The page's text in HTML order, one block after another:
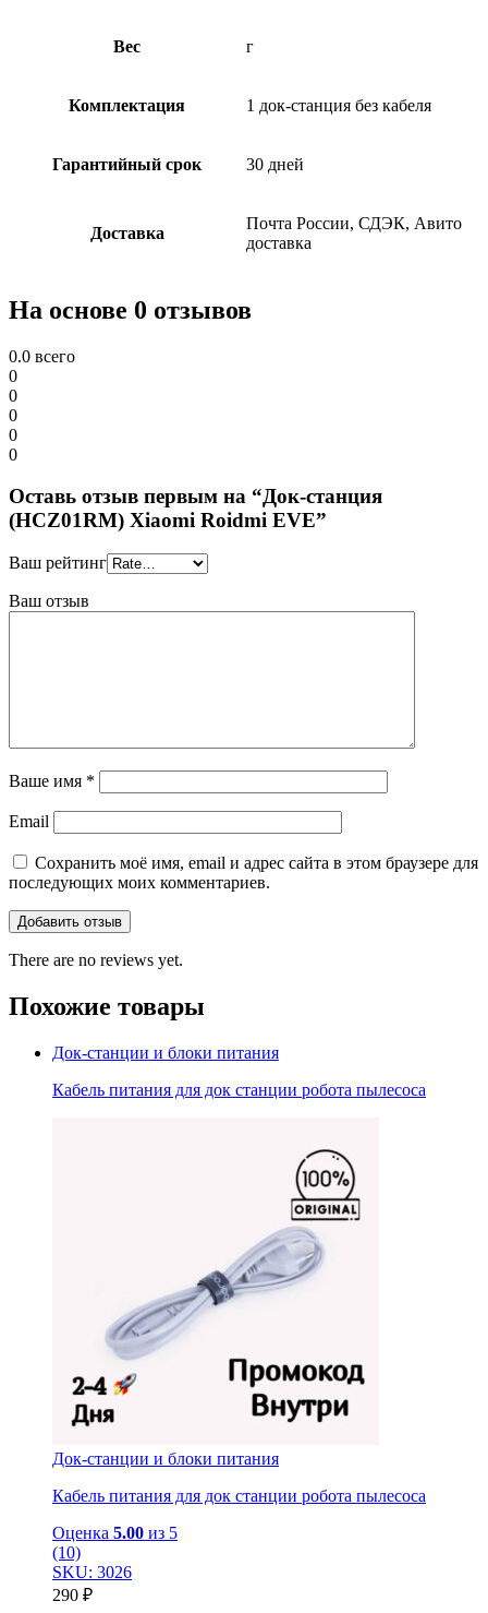
Вес г
Комплектация 1 док-станция без кабеля
Гарантийный срок 30 дней
Доставка
Почта России, СДЭК, Авито
доставка
На основе 0 отзывов
0.0 всего
0
0
0
0
0
Оставь отзыв первым на “Док-станция
(HCZ01RM) Xiaomi Roidmi EVE”
Ваш рейтинг
Ваш отзыв
Ваше имя *
Email
Сохранить моё имя, email и адрес сайта в этом браузере для
последующих моих комментариев.
There are no reviews yet.
Похожие товары
Док-станции и блоки питания
Кабель питания для док станции робота пылесоса
Док-станции и блоки питания
Кабель питания для док станции робота пылесоса
Оценка 5.00 из 5
(10)
SKU: 3026
290 ₽